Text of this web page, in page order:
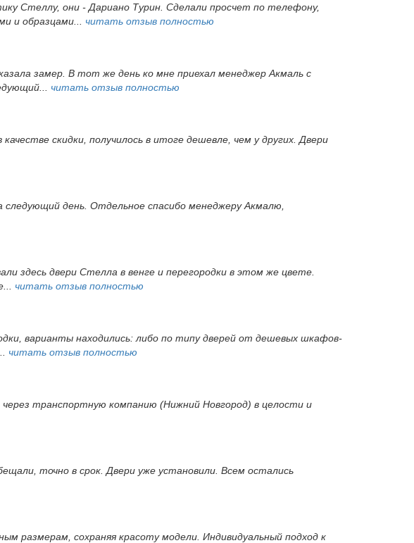
Стеллу, они - Дариано Турин. Сделали просчет по телефону,
и образцами... читать отзыв полностью
замер. В тот же день ко мне приехал менеджер Акмаль с
читать отзыв полностью
скидки, получилось в итоге дешевле, чем у других. Двери
день. Отдельное спасибо менеджеру Акмалю,
здесь двери Стелла в венге и перегородки в этом же цвете.
читать отзыв полностью
варианты находились: либо по типу дверей от дешевых шкафов-
читать отзыв полностью
транспортную компанию (Нижний Новгород) в целости и
точно в срок. Двери уже установили. Всем остались
размерам, сохраняя красоту модели. Индивидуальный подход к